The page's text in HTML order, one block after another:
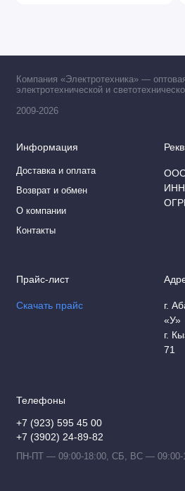
Компания «Электротехника» —
электротехнической и
2009-2026
Информация
Доставка и оплата
Возврат и обмен
О компании
Контакты
ИНН
Прайс-лист
Скачать прайс
г.
«У»
г.
71
Телефоны
+7 (923) 595 45 00
+7 (3902) 24-89-82
ПН-ПТ — 09:00-18:00, СБ, ВС — 09:00-